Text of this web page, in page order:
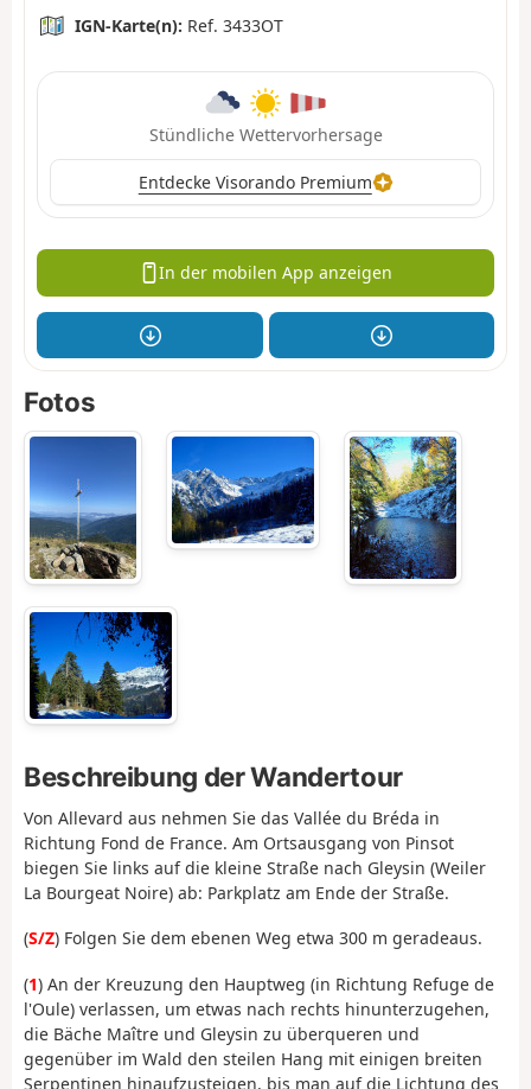
IGN-Karte(n): Ref. 3433OT
Stündliche Wettervorhersage
Entdecke Visorando Premium
In der mobilen App anzeigen
Fotos
Beschreibung der Wandertour
Von Allevard aus nehmen Sie das Vallée du Bréda in
Richtung Fond de France. Am Ortsausgang von Pinsot
biegen Sie links auf die kleine Straße nach Gleysin (Weiler
La Bourgeat Noire) ab: Parkplatz am Ende der Straße.
(S/Z) Folgen Sie dem ebenen Weg etwa 300 m geradeaus.
(1) An der Kreuzung den Hauptweg (in Richtung Refuge de
l'Oule) verlassen, um etwas nach rechts hinunterzugehen,
die Bäche Maître und Gleysin zu überqueren und
gegenüber im Wald den steilen Hang mit einigen breiten
Serpentinen hinaufzusteigen, bis man auf die Lichtung des